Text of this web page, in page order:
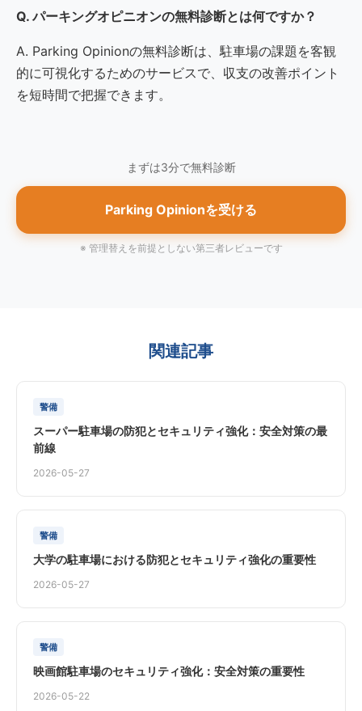
Q. パーキングオピニオンの無料診断とは何ですか？
A. Parking Opinionの無料診断は、駐車場の課題を客観
的に可視化するためのサービスで、収支の改善ポイント
を短時間で把握できます。
まずは3分で無料診断
Parking Opinionを受ける
※ 管理替えを前提としない第三者レビューです
関連記事
警備
スーパー駐車場の防犯とセキュリティ強化：安全対策の最
前線
2026-05-27
警備
大学の駐車場における防犯とセキュリティ強化の重要性
2026-05-27
警備
映画館駐車場のセキュリティ強化：安全対策の重要性
2026-05-22